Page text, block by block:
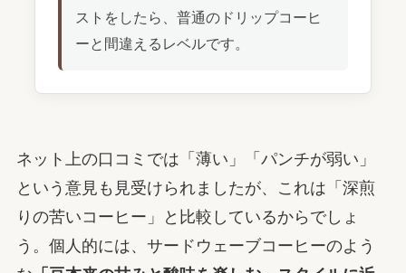
ストをしたら、普通のドリップコーヒ
ーと間違えるレベルです。
ネット上の口コミでは「薄い」「パンチが弱い」
という意見も見受けられましたが、これは「深煎
りの苦いコーヒー」と比較しているからでしょ
う。個人的には、サードウェーブコーヒーのよう